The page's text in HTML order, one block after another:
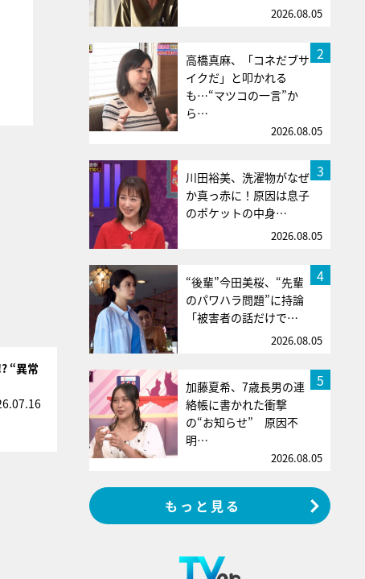
“異常
2026.08.05
2
高橋真麻、「コネだブサ
イクだ」と叩かれる
も…“マツコの一言”か
ら…
2026.08.05
3
川田裕美、洗濯物がなぜ
か真っ赤に！原因は息子
のポケットの中身…
2026.08.05
4
“後輩”今田美桜、“先輩
のパワハラ問題”に持論
「被害者の話だけで…
2026.08.05
5
加藤夏希、7歳長男の連
絡帳に書かれた衝撃
の“お知らせ” 原因不
明…
2026.08.05
もっと見る